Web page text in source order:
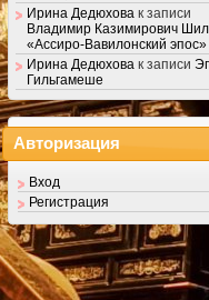
Ирина Дедюхова к записи
Владимир Казимирович
«Ассиро-Вавилонский эпос»
Ирина Дедюхова к записи
Гильгамеше
Авторизация
Вход
Регистрация